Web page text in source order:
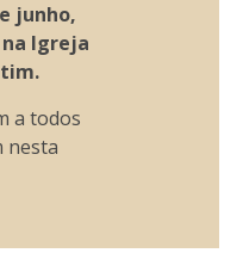
junho,
na Igreja
a todos
nesta